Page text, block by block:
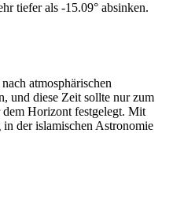
tiefer als -15.09° absinken.
atmosphärischen
und diese Zeit sollte nur zum
dem Horizont festgelegt. Mit
der islamischen Astronomie